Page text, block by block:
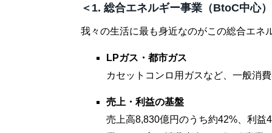
＜1. 総合エネルギー事業（BtoC中心
我々の生活に最も身近なのがこの総合エネ
LPガス・都市ガス
カセットコンロ用ガスなど、一般消
売上・利益の基盤
売上高8,830億円のうち約42%、利益